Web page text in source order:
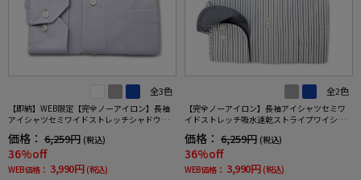
全3色
【即納】WEB限定【完全ノーアイロン】長袖
アイシャツセミワイドストレッチシャドウス
トライプi-shirtワイシャツ通年
価格： 6,259円 (税込)
36%off
WEB価格： 3,990円 (税込)
全2色
【完全ノーアイロン】長袖アイシャツセミワ
イドストレッチ吸水速乾ストライプワイシャ
ツi-shirt通年
価格： 6,259円 (税込)
36%off
WEB価格： 3,990円 (税込)